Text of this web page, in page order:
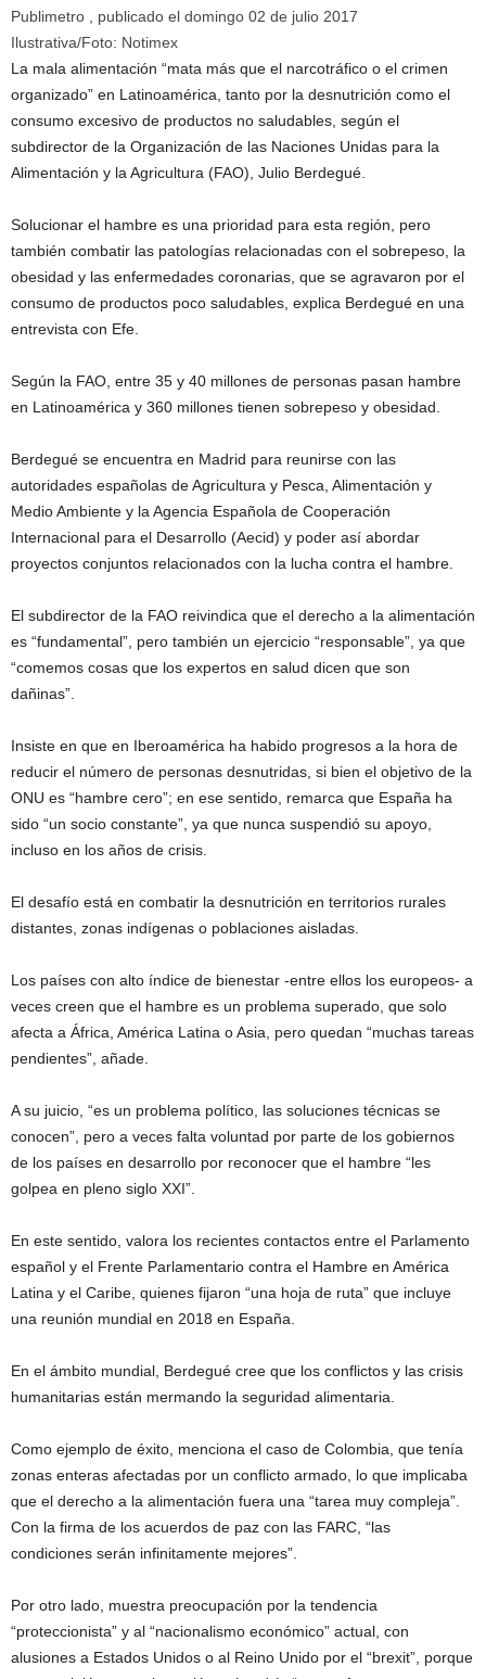
Publimetro , publicado el domingo 02 de julio 2017
Ilustrativa/Foto: Notimex
La mala alimentación “mata más que el narcotráfico o el crimen
organizado” en Latinoamérica, tanto por la desnutrición como el
consumo excesivo de productos no saludables, según el
subdirector de la Organización de las Naciones Unidas para la
Alimentación y la Agricultura (FAO), Julio Berdegué.
Solucionar el hambre es una prioridad para esta región, pero
también combatir las patologías relacionadas con el sobrepeso, la
obesidad y las enfermedades coronarias, que se agravaron por el
consumo de productos poco saludables, explica Berdegué en una
entrevista con Efe.
Según la FAO , entre 35 y 40 millones de personas pasan hambre
en Latinoamérica y 360 millones tienen sobrepeso y obesidad.
Berdegué se encuentra en Madrid para reunirse con las
autoridades españolas de Agricultura y Pesca, Alimentación y
Medio Ambiente y la Agencia Española de Cooperación
Internacional para el Desarrollo (Aecid) y poder así abordar
proyectos conjuntos relacionados con la lucha contra el hambre.
El subdirector de la FAO reivindica que el derecho a la alimentación
es “fundamental”, pero también un ejercicio “responsable”, ya que
“comemos cosas que los expertos en salud dicen que son
dañinas”.
Insiste en que en Iberoamérica ha habido progresos a la hora de
reducir el número de personas desnutridas, si bien el objetivo de la
ONU es “hambre cero”; en ese sentido, remarca que España ha
sido “un socio constante”, ya que nunca suspendió su apoyo,
incluso en los años de crisis.
El desafío está en combatir la desnutrición en territorios rurales
distantes, zonas indígenas o poblaciones aisladas.
Los países con alto índice de bienestar -entre ellos los europeos- a
veces creen que el hambre es un problema superado, que solo
afecta a África, América Latina o Asia, pero quedan “muchas tareas
pendientes”, añade.
A su juicio, “es un problema político, las soluciones técnicas se
conocen”, pero a veces falta voluntad por parte de los gobiernos
de los países en desarrollo por reconocer que el hambre “les
golpea en pleno siglo XXI”.
En este sentido, valora los recientes contactos entre el Parlamento
español y el Frente Parlamentario contra el Hambre en América
Latina y el Caribe, quienes fijaron “una hoja de ruta” que incluye
una reunión mundial en 2018 en España.
En el ámbito mundial, Berdegué cree que los conflictos y las crisis
humanitarias están mermando la seguridad alimentaria.
Como ejemplo de éxito, menciona el caso de Colombia, que tenía
zonas enteras afectadas por un conflicto armado, lo que implicaba
que el derecho a la alimentación fuera una “tarea muy compleja”.
Con la firma de los acuerdos de paz con las FARC, “las
condiciones serán infinitamente mejores”.
Por otro lado, muestra preocupación por la tendencia
“proteccionista” y al “nacionalismo económico” actual, con
alusiones a Estados Unidos o al Reino Unido por el “brexit”, porque